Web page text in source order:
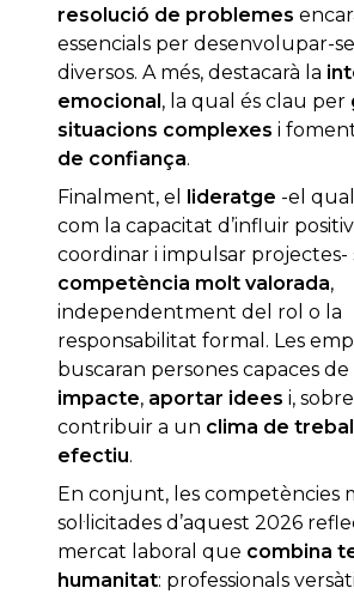
resolució de problemes
essencials per desenvolupar-
diversos. A més, destacarà la
emocional, la qual és clau per
situacions complexes i
de confiança.
Finalment, el lideratge -el
com la capacitat d’influir
coordinar i impulsar projectes-
competència molt valorada,
independentment del rol o la
responsabilitat formal. Les
buscaran persones capaces de
impacte, aportar idees i,
contribuir a un clima de
efectiu.
En conjunt, les competències
sol·licitades d’aquest 2026
mercat laboral que combina
humanitat: professionals